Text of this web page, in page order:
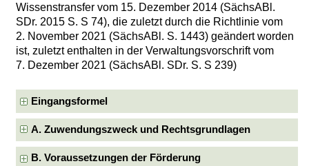
Wissenstransfer vom 15. Dezember 2014 (SächsABl.
SDr. 2015 S. S 74), die zuletzt durch die Richtlinie vom
2. November 2021 (SächsABl. S. 1443) geändert worden
ist, zuletzt enthalten in der Verwaltungsvorschrift vom
7. Dezember 2021 (SächsABl. SDr. S. S 239)
Eingangsformel
A. Zuwendungszweck und Rechtsgrundlagen
B. Voraussetzungen der Förderung